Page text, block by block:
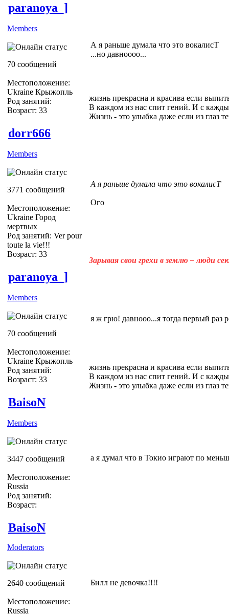
paranoya_]
Members
70 сообщений
Местоположение:
Ukraine Крыжопль
Род занятий:
Возраст: 33
А я раньше думала что это вокалисТ
...но давноооо...
жизнь прекрасна и красива если
В каждом из нас спит гений. И с
Жизнь - это улыбка даже если из глаз
dorr666
Members
3771 сообщений
Местоположение:
Ukraine Город
мертвых
Род занятий: Ver pour
toute la vie!!!
Возраст: 33
А я раньше думала что это вокалисТ
Ого
Зарывая свои грехи в землю – люди
paranoya_]
Members
70 сообщений
Местоположение:
Ukraine Крыжопль
Род занятий:
Возраст: 33
я ж грю! давнооо...я тогда первый раз
жизнь прекрасна и красива если
В каждом из нас спит гений. И с
Жизнь - это улыбка даже если из глаз
BaisoN
Members
3447 сообщений
Местоположение:
Russia
Род занятий:
Возраст:
а я думал что в Токио играют по
BaisoN
Moderators
2640 сообщений
Местоположение:
Russia
Билл не девочка!!!!